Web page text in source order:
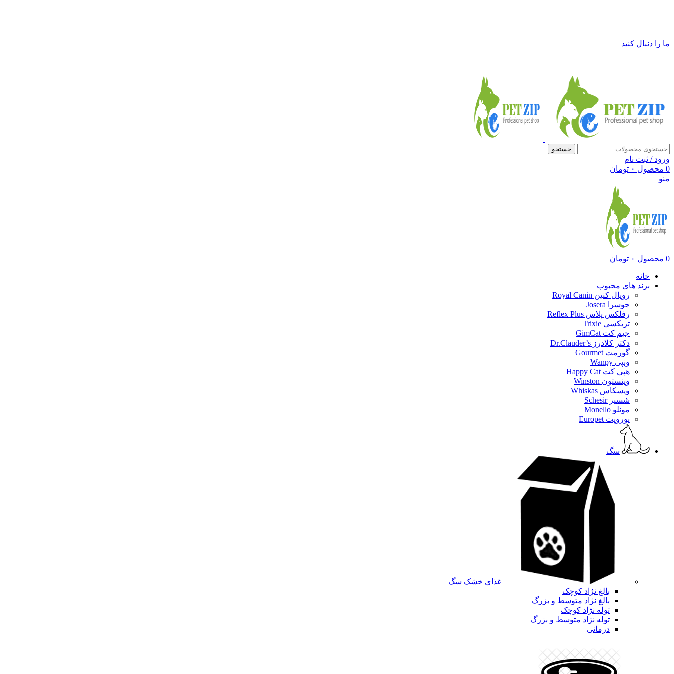
ما را دنبال کنید
جستجو
ورود / ثبت نام
0 محصول ۰ تومان
منو
0 محصول ۰ تومان
خانه
برند های محبوب
رویال کنین Royal Canin
جوسرا Josera
رفلکس پلاس Reflex Plus
تریکسی Trixie
جیم کت GimCat
دکتر کلادرز Dr.Clauder’s
گورمت Gourmet
ونپی Wanpy
هپی کت Happy Cat
وینستون Winston
ویسکاس Whiskas
شسیر Schesir
مونلو Monello
یوروپت Europet
سگ
غذای خشک سگ
بالغ نژاد کوچک
بالغ نژاد متوسط و بزرگ
توله نژاد کوچک
توله نژاد متوسط و بزرگ
درمانی